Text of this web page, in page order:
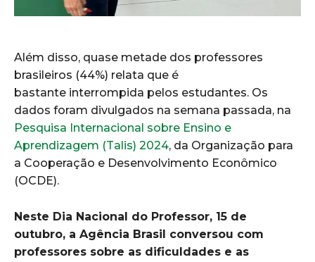
Além disso, quase metade dos professores
brasileiros (44%) relata que é
bastante interrompida pelos estudantes. Os
dados foram divulgados na semana passada, na
Pesquisa Internacional sobre Ensino e
Aprendizagem (Talis) 2024, da Organização para
a Cooperação e Desenvolvimento Econômico
(OCDE).
Neste Dia Nacional do Professor, 15 de
outubro, a Agência Brasil conversou com
professores sobre as dificuldades e as